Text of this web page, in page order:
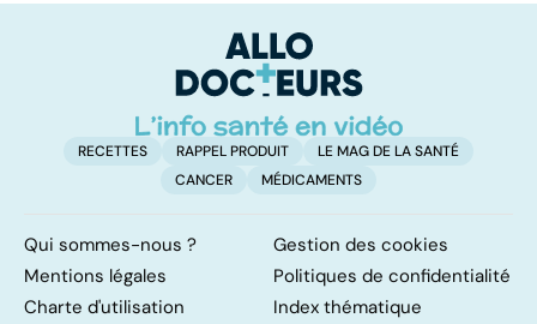
sur cette
infection
RECETTES RAPPEL PRODUIT
LE MAG DE LA SANTÉ
CANCER
MÉDICAMENTS
Qui sommes-nous ?
Gestion des cookies
Mentions légales
Politiques de confidentialité
Charte d'utilisation
Index thématique